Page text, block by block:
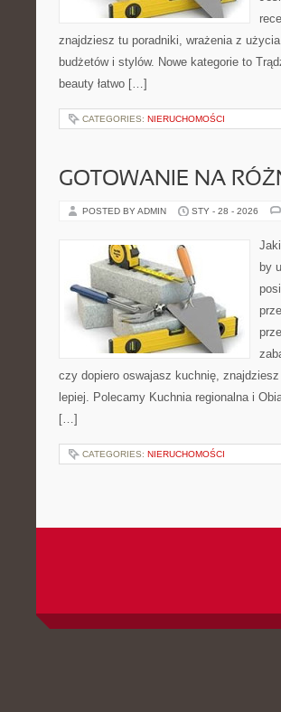
znajdziesz tu poradniki, wrażenia z
budżetów i stylów. Nowe kategorie to
beauty łatwo […]
CATEGORIES: NIERUCHOMOŚCI
GOTOWANIE NA
POSTED BY ADMIN STY - 28 - 2026
by
czy dopiero oswajasz kuchnię,
lepiej. Polecamy Kuchnia regionalna i
[…]
CATEGORIES: NIERUCHOMOŚCI